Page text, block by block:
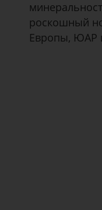
роскошный
Европы, ЮАР